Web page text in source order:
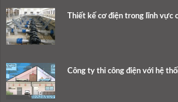
Thiết kế cơ điện trong lĩnh vực
Công ty thi công điện với hệ